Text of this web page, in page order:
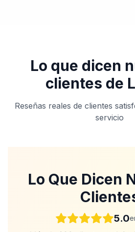
Lo que dicen
clientes de
Reseñas reales de clientes
servicio
Lo Que Dicen
5.0